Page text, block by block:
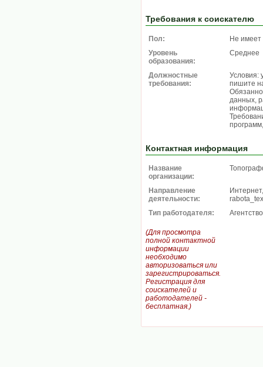
Требования к соискателю
Пол:
Не имеет
Уровень
образования:
Среднее
Должностные
требования:
Условия:
пишите
данных,
Контактная информация
Название
организации:
Направление
деятельности:
Тип работодателя:
Агентство
(Для просмотра
полной контактной
информации
необходимо
авторизоваться или
зарегистрироваться.
Регистрация для
соискателей и
работодателей -
бесплатная.)